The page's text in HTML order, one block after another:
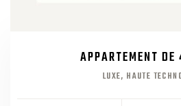
APPARTEMENT DE
LUXE, HAUTE